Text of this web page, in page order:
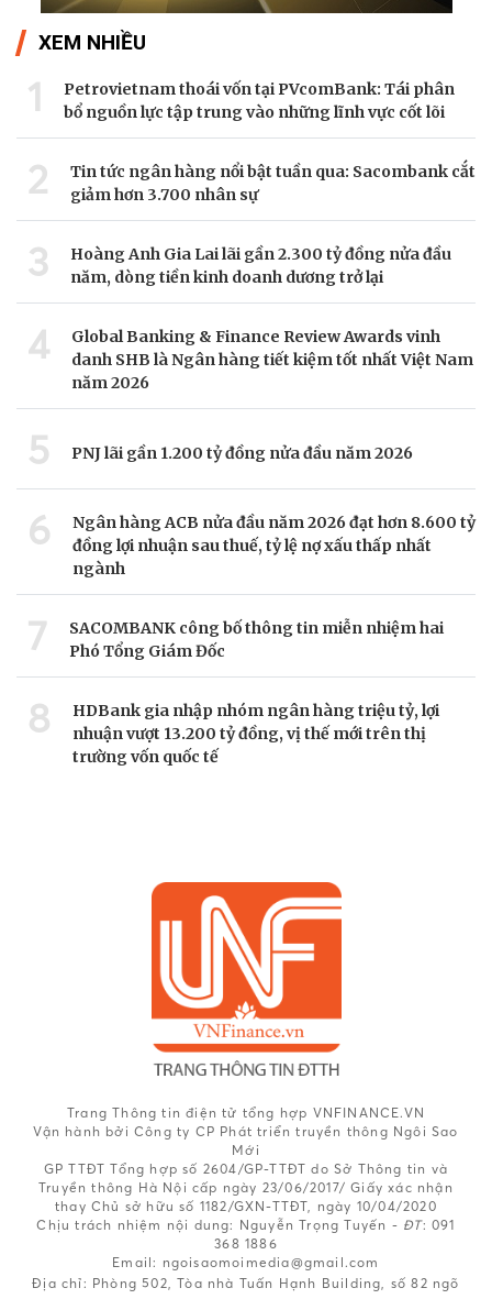
XEM NHIỀU
1
Petrovietnam thoái vốn tại PVcomBank: Tái phân
bổ nguồn lực tập trung vào những lĩnh vực cốt lõi
2
Tin tức ngân hàng nổi bật tuần qua: Sacombank cắt
giảm hơn 3.700 nhân sự
3
Hoàng Anh Gia Lai lãi gần 2.300 tỷ đồng nửa đầu
năm, dòng tiền kinh doanh dương trở lại
4
Global Banking & Finance Review Awards vinh
danh SHB là Ngân hàng tiết kiệm tốt nhất Việt Nam
năm 2026
5 PNJ lãi gần 1.200 tỷ đồng nửa đầu năm 2026
6
Ngân hàng ACB nửa đầu năm 2026 đạt hơn 8.600 tỷ
đồng lợi nhuận sau thuế, tỷ lệ nợ xấu thấp nhất
ngành
7
SACOMBANK công bố thông tin miễn nhiệm hai
Phó Tổng Giám Đốc
8
HDBank gia nhập nhóm ngân hàng triệu tỷ, lợi
nhuận vượt 13.200 tỷ đồng, vị thế mới trên thị
trường vốn quốc tế
Trang Thông tin điện tử tổng hợp VNFINANCE.VN
Vận hành bởi Công ty CP Phát triển truyền thông Ngôi Sao
Mới
GP TTĐT Tổng hợp số 2604/GP-TTĐT do Sở Thông tin và
Truyền thông Hà Nội cấp ngày 23/06/2017/ Giấy xác nhận
thay Chủ sở hữu số 1182/GXN-TTĐT, ngày 10/04/2020
Chịu trách nhiệm nội dung: Nguyễn Trọng Tuyến - ĐT: 091
368 1886
Email: ngoisaomoimedia@gmail.com
Địa chỉ: Phòng 502, Tòa nhà Tuấn Hạnh Building, số 82 ngõ